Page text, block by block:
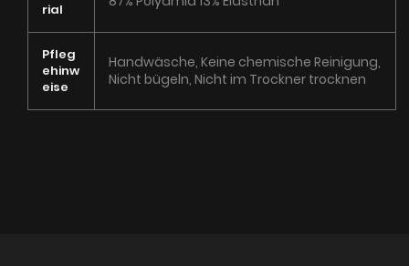
rial
Pfleg
ehinw
eise
Handwäsche, Keine chemische Reinigung,
Nicht bügeln, Nicht im Trockner trocknen